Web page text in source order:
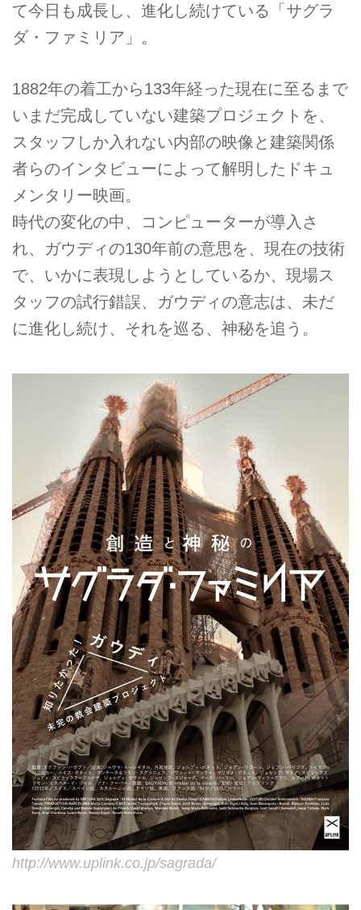
て今日も成長し、進化し続けている「サグラ
ダ・ファミリア」。
1882年の着工から133年経った現在に至るまで
いまだ完成していない建築プロジェクトを、
スタッフしか入れない内部の映像と建築関係
者らのインタビューによって解明したドキュ
メンタリー映画。
時代の変化の中、コンピューターが導入さ
れ、ガウディの130年前の意思を、現在の技術
で、いかに表現しようとしているか、現場ス
タッフの試行錯誤、ガウディの意志は、未だ
に進化し続け、それを巡る、神秘を追う。
http://www.uplink.co.jp/sagrada/